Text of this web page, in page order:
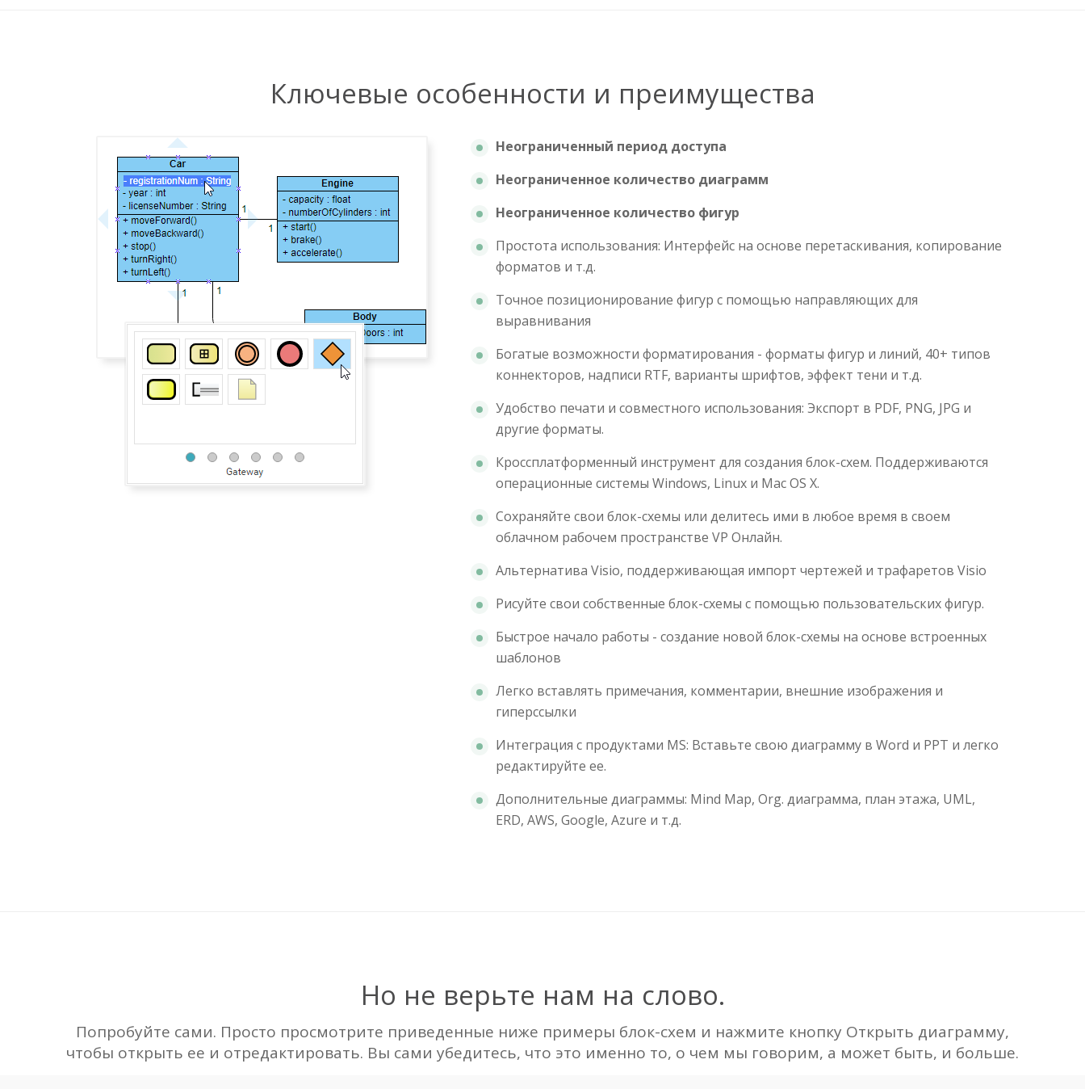
Ключевые особенности и преимущества
Неограниченный период доступа
Неограниченное количество диаграмм
Неограниченное количество фигур
Простота использования: Интерфейс на основе перетаскивания, копирование
форматов и т.д.
Точное позиционирование фигур с помощью направляющих для
выравнивания
Богатые возможности форматирования - форматы фигур и линий, 40+ типов
коннекторов, надписи RTF, варианты шрифтов, эффект тени и т.д.
Удобство печати и совместного использования: Экспорт в PDF, PNG, JPG и
другие форматы.
Кроссплатформенный инструмент для создания блок-схем. Поддерживаются
операционные системы Windows, Linux и Mac OS X.
Сохраняйте свои блок-схемы или делитесь ими в любое время в своем
облачном рабочем пространстве VP Онлайн.
Альтернатива Visio, поддерживающая импорт чертежей и трафаретов Visio
Рисуйте свои собственные блок-схемы с помощью пользовательских фигур.
Быстрое начало работы - создание новой блок-схемы на основе встроенных
шаблонов
Легко вставлять примечания, комментарии, внешние изображения и
гиперссылки
Интеграция с продуктами MS: Вставьте свою диаграмму в Word и PPT и легко
редактируйте ее.
Дополнительные диаграммы: Mind Map, Org. диаграмма, план этажа, UML,
ERD, AWS, Google, Azure и т.д.
Но не верьте нам на слово.
Попробуйте сами. Просто просмотрите приведенные ниже примеры блок-схем и нажмите кнопку Открыть диаграмму,
чтобы открыть ее и отредактировать. Вы сами убедитесь, что это именно то, о чем мы говорим, а может быть, и больше.